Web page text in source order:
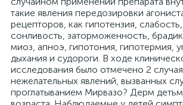
такие явления передозировки
рецепторов, как гипотензия,
сонливость, заторможенность,
миоз, апноэ, гипотония, гипотермия,
дыхания и судороги. В ходе
исследования было отмечено 2
нежелательных явлений, вызванных
проглатыванием Мирвазо? Дерм